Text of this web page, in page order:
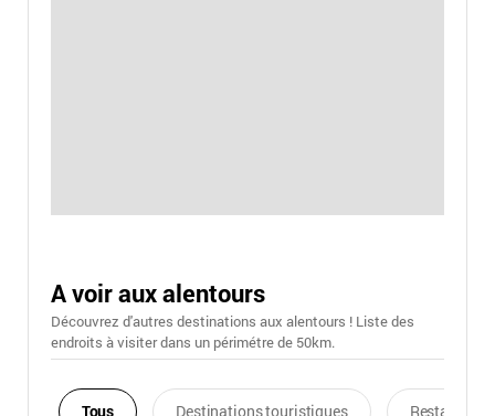
A voir aux alentours
Découvrez d'autres destinations aux alentours ! Liste des
endroits à visiter dans un périmétre de 50km.
Tous Destinations touristiques Restaurants